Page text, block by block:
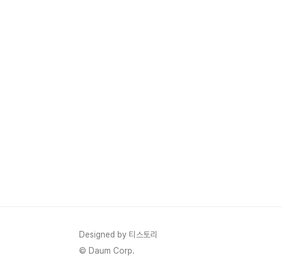
Designed by 티스토리
© Daum Corp.